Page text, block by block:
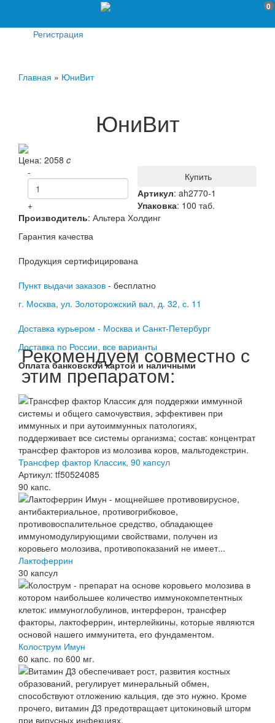
0
Регистрация
Главная » ЮниВит
ЮниВит
Цена: 2058 c
-
+
Купить
Артикул: ah2770-1
Упаковка: 100 таб.
Производитель: Альтера Холдинг
Гарантия качества
Продукция сертифицирована
Пункт выдачи заказов - бесплатно
г. Москва, ул. Золоторожский вал, д. 32, с. 11
Доставка курьером - Москва и Санкт-Петербург
Доставка по России, все варианты
Оплата банковской картой и наличными
Рекомендуем совместно с
этим препаратом:
Трансфер фактор Классик, 90 капсул
Артикул: tf50524085
90 капс.
Лактоферрин
30 капсул
Колострум Имун
60 капс. по 600 мг.